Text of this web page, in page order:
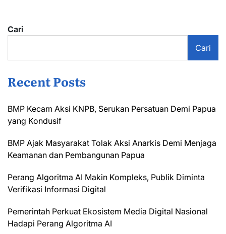
Cari
Cari
Recent Posts
BMP Kecam Aksi KNPB, Serukan Persatuan Demi Papua
yang Kondusif
BMP Ajak Masyarakat Tolak Aksi Anarkis Demi Menjaga
Keamanan dan Pembangunan Papua
Perang Algoritma AI Makin Kompleks, Publik Diminta
Verifikasi Informasi Digital
Pemerintah Perkuat Ekosistem Media Digital Nasional
Hadapi Perang Algoritma AI